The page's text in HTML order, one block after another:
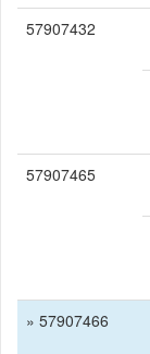
57907432
57907465
» 57907466